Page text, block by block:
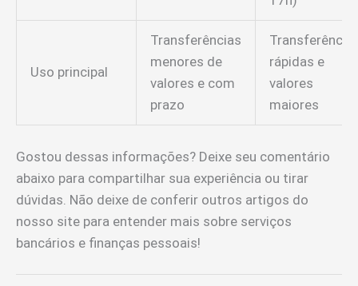
Uso principal
Transferências
menores de
valores e com
prazo
rápidas e
valores
maiores
Gostou dessas informações? Deixe seu comentário
abaixo para compartilhar sua experiência ou tirar
dúvidas. Não deixe de conferir outros artigos do
nosso site para entender mais sobre serviços
bancários e finanças pessoais!